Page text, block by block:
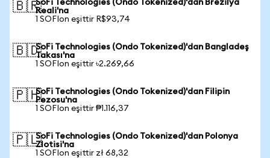
🇧🇷SoFi Technologies (Ondo Tokenized)'dan Brezilya
Reali'na
1 SOFIon eşittir R$93,74
🇧🇩SoFi Technologies (Ondo Tokenized)'dan Bangladeş
Takası'na
1 SOFIon eşittir ৳2.269,66
🇵🇭SoFi Technologies (Ondo Tokenized)'dan Filipin
Pezosu'na
1 SOFIon eşittir ₱1.116,37
🇵🇱SoFi Technologies (Ondo Tokenized)'dan Polonya
Zlotisi'na
1 SOFIon eşittir zł 68,32